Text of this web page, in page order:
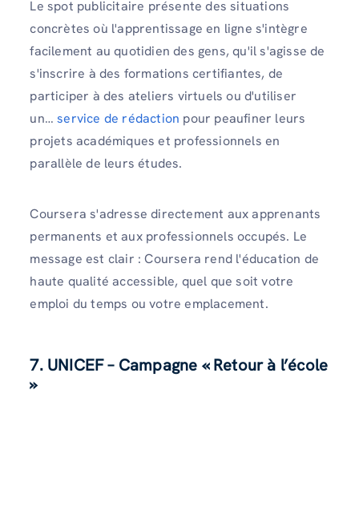
Le spot publicitaire présente des situations
concrètes où l'apprentissage en ligne s'intègre
facilement au quotidien des gens, qu'il s'agisse de
s'inscrire à des formations certifiantes, de
participer à des ateliers virtuels ou d'utiliser
un…service de rédaction pour peaufiner leurs
projets académiques et professionnels en
parallèle de leurs études.
Coursera s'adresse directement aux apprenants
permanents et aux professionnels occupés. Le
message est clair : Coursera rend l'éducation de
haute qualité accessible, quel que soit votre
emploi du temps ou votre emplacement.
7. UNICEF – Campagne « Retour à l’école
»